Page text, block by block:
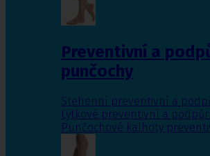
Preventivní a
punčochy
Stehenní preventivní a
Lýtkové preventivní a
Punčochové kalhoty